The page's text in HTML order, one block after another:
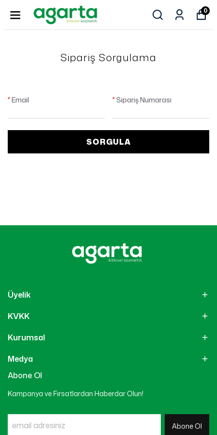
0
Sipariş Sorgulama
*Email *Sipariş Numarası
SORGULA
Üyelik
KVKK
Kurumsal
Medya
Abone Ol
Kampanya ve Fırsatlardan Haberdar Olun!
Abone Ol